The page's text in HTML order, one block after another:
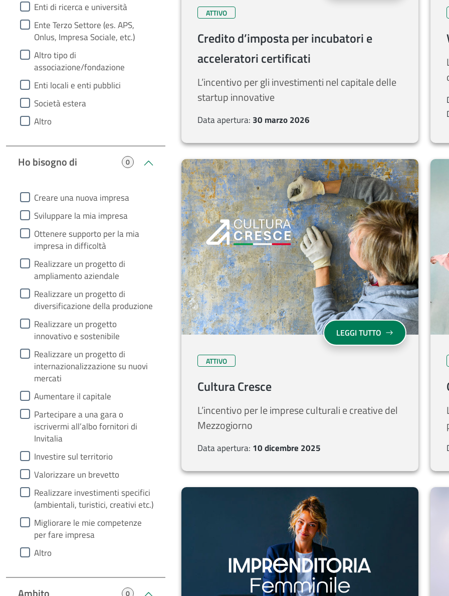
Enti di ricerca e università​
Ente Terzo Settore (es. APS,
Onlus, Impresa Sociale, etc.) ​
Altro tipo di
associazione/fondazione​
Enti locali e enti pubblici​
Società estera​
Altro
Ho bisogno di 0
heading5Creare una nuova impresa
Sviluppare la mia impresa
Ottenere supporto per la mia
impresa in difficoltà
Realizzare un progetto di
ampliamento aziendale
Realizzare un progetto di
diversificazione della produzione
Realizzare un progetto
innovativo e sostenibile
Realizzare un progetto di
internazionalizzazione su nuovi
mercati
Aumentare il capitale
Partecipare a una gara o
iscrivermi all’albo fornitori di
Invitalia
Investire sul territorio
Valorizzare un brevetto
Realizzare investimenti specifici
(ambientali, turistici, creativi etc.)
Migliorare le mie competenze
per fare impresa
Altro
0
ATTIVO
Credito d’imposta per incubatori e
acceleratori certificati
L’incentivo per gli investimenti nel capitale delle
startup innovative
Data apertura: 30 marzo 2026
LEGGI TUTTO SU CULTURA
ATTIVO
Cultura Cresce
L’incentivo per le imprese culturali e creative del
Mezzogiorno
Data apertura: 10 dicembre 2025